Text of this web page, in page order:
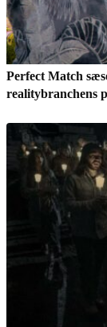
Perfect Match
realitybranchens